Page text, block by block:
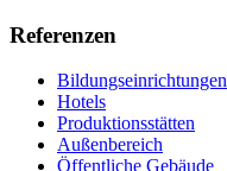
Referenzen
Bildungseinrichtungen
Hotels
Produktionsstätten
Außenbereich
Öffentliche Gebäude